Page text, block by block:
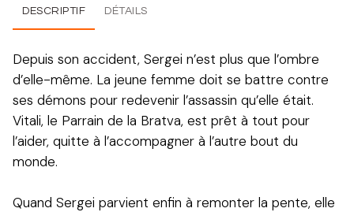
DESCRIPTIF DÉTAILS
Depuis son accident, Sergei n’est plus que l’ombre
d’elle-même. La jeune femme doit se battre contre
ses démons pour redevenir l’assassin qu’elle était.
Vitali, le Parrain de la Bratva, est prêt à tout pour
l’aider, quitte à l’accompagner à l’autre bout du
monde.
Quand Sergei parvient enfin à remonter la pente, elle